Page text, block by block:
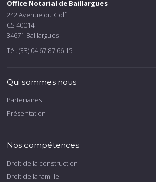
Office Notarial de Baillargues
242 Avenue du Golf
CS 40014
34671 Baillargues
Tél. (33) 04 67 87 66 15
Qui sommes nous
Partenaires
Présentation
Nos compétences
Droit de la construction
Droit de la famille